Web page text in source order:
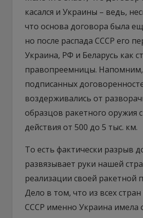
касался и Украины – ведь,
что основа договора была
но после распада СССР его
Украина, РФ и Беларусь как
правопреемницы. Напомним,
подписанных
воздерживались от
образцов ракетного оружия
действия от 500 до 5 тыс. км.
То есть фактически разрыв
развязывает руки нашей
реализации своей ракетной
Дело в том, что из всех
СССР именно Украина имела